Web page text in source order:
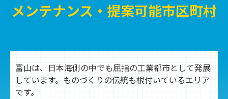
メンテナンス・提案可能市区町村
富山は、日本海側の中でも屈指の工業都市として発展
しています。ものづくりの伝統も根付いているエリア
です。